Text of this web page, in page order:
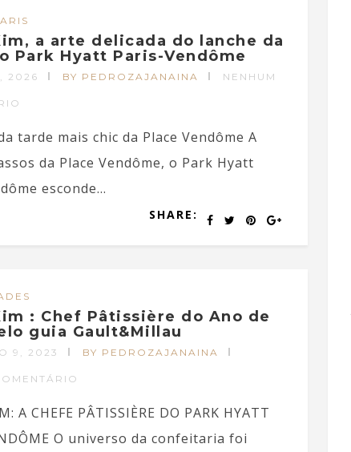
a arte delicada do lanche da
Park Hyatt Paris-Vendôme
2026 BY PEDROZAJANAINA NENHUM
tarde mais chic da Place Vendôme A
da Place Vendôme, o Park Hyatt
esconde...
SHARE:
: Chef Pâtissière do Ano de
guia Gault&Millau
9, 2023 BY PEDROZAJANAINA
A CHEFE PÂTISSIÈRE DO PARK HYATT
O universo da confeitaria foi